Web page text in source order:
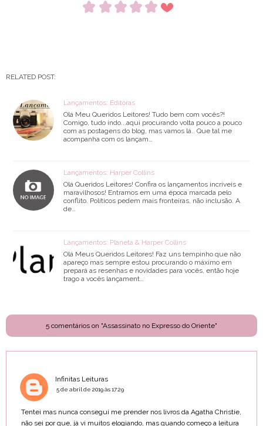
RELATED POST:
Lançamentos: Editoras
Olá Meu Queridos Leitores! Tudo bem com vocês?!
Comigo, tudo indo...aqui procurando volta pouco a pouco
com as postagens do blog, mas vamos lá.. Que tal me
acompanha com os lançam…
Lançamentos: Harper Collins
Olá Queridos Leitores! Confira os lançamentos incríveis e
maravilhosos! Entramos em uma época marcada pelo
conflito. Políticos pedem mais fronteiras, não inclusão. A
de…
Lançamentos: Planeta & Harper Collins
Olá Meus Queridos Leitores! Faz uns tempinho que não
apareço mas sempre estou procurando o máximo em
prepará as resenhas e novidades para vocês, então hoje
trago a vocês lançament…
5 comentários on "Assassinato no Expresso do Oriente"
Infinitas Leituras
5 de abril de 2019 às 17:29
Tentei mas nunca consegui me prender nos livros da Agatha Christie,
não sei por que, já vi muitos elogiando, mas quando começo a leitura